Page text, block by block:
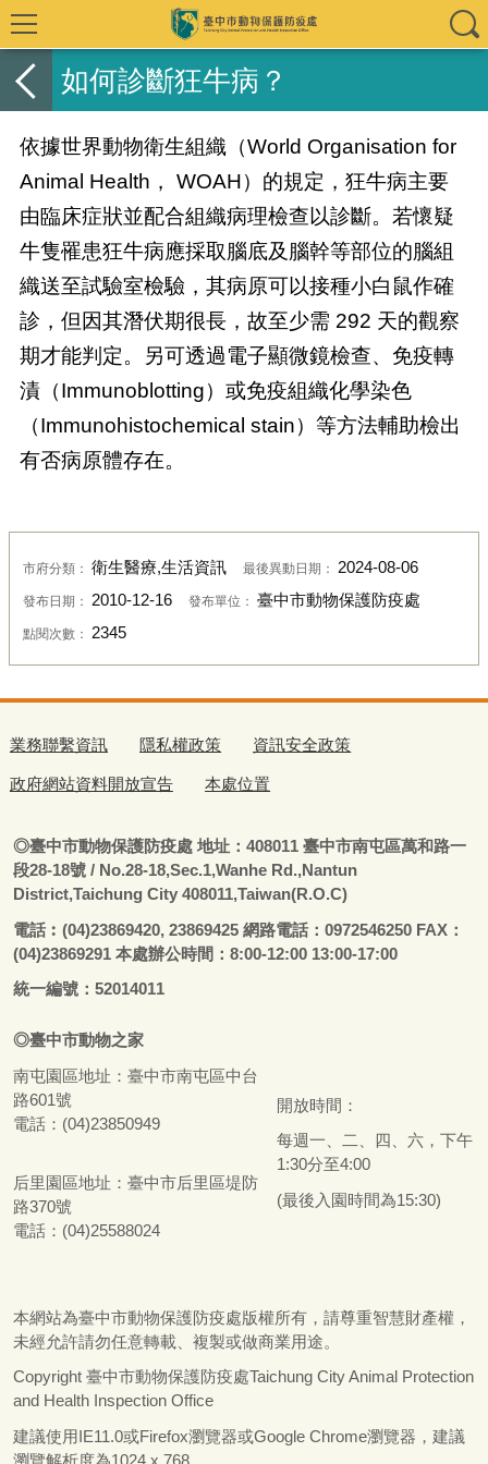
如何診斷狂牛病？
依據世界動物衛生組織（World Organisation for
Animal Health， WOAH）的規定，狂牛病主要
由臨床症狀並配合組織病理檢查以診斷。若懷疑
牛隻罹患狂牛病應採取腦底及腦幹等部位的腦組
織送至試驗室檢驗，其病原可以接種小白鼠作確
診，但因其潛伏期很長，故至少需 292 天的觀察
期才能判定。另可透過電子顯微鏡檢查、免疫轉
漬（Immunoblotting）或免疫組織化學染色
（Immunohistochemical stain）等方法輔助檢出
有否病原體存在。
市府分類： 衛生醫療,生活資訊 最後異動日期： 2024-08-06
發布日期： 2010-12-16 發布單位： 臺中市動物保護防疫處
點閱次數： 2345
業務聯繫資訊 隱私權政策 資訊安全政策
政府網站資料開放宣告 本處位置
◎臺中市動物保護防疫處地址：408011 臺中市南屯區萬和路一
段28-18號 / No.28-18,Sec.1,Wanhe Rd.,Nantun
District,Taichung City 408011,Taiwan(R.O.C)
電話︰ (04)23869420, 23869425 網路電話：0972546250 FAX：
(04)23869291 本處辦公時間：8:00-12:00 13:00-17:00
統一編號：52014011
◎臺中市動物之家
南屯園區地址： 臺中市南屯區中台
路601號
電話：(04)23850949
后里園區地址： 臺中市后里區堤防
路370號
電話：(04)25588024
開放時間：
每週一、二、四、六，下午
1:30分至4:00
(最後入園時間為15:30)
本網站為臺中市動物保護防疫處版權所有，請尊重智慧財產權，
未經允許請勿任意轉載、複製或做商業用途。
Copyright 臺中市動物保護防疫處Taichung City Animal Protection
and Health Inspection Office
建議使用IE11.0或Firefox瀏覽器或Google Chrome瀏覽器，建議
瀏覽解析度為1024 x 768